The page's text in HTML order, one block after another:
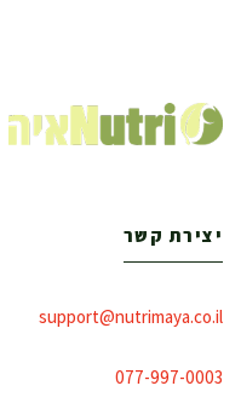
יצירת קשר
support@nutrimaya.co.il
077-997-0003